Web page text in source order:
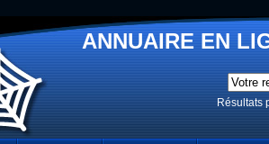
ANNUAIRE EN
Résultats